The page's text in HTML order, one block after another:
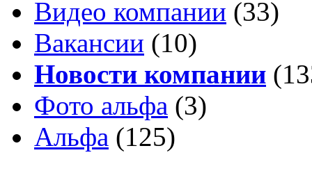
Видео компании (33)
Вакансии (10)
Новости компании
Фото альфа (3)
Альфа (125)